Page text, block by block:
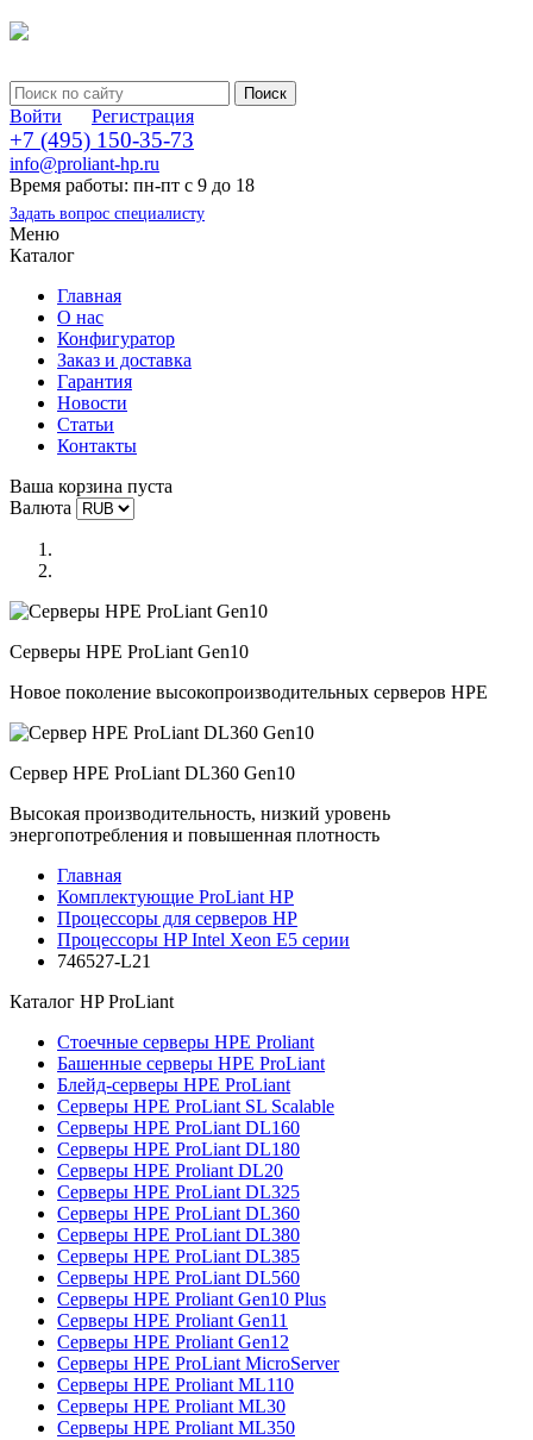
Войти Регистрация
+7 (495) 150-35-73
info@proliant-hp.ru
Время работы: пн-пт с 9 до 18
Задать вопрос специалисту
Меню
Каталог
Главная
О нас
Конфигуратор
Заказ и доставка
Гарантия
Новости
Статьи
Контакты
Ваша корзина пуста
Валюта
Серверы HPE ProLiant Gen10
Новое поколение высокопроизводительных серверов HPE
Сервер HPE ProLiant DL360 Gen10
Высокая производительность, низкий уровень
энергопотребления и повышенная плотность
Главная
Комплектующие ProLiant HP
Процессоры для серверов HP
Процессоры HP Intel Xeon E5 серии
746527-L21
Каталог HP ProLiant
Стоечные серверы HPE Proliant
Башенные серверы HPE ProLiant
Блейд-серверы HPE ProLiant
Серверы HPE ProLiant SL Scalable
Серверы HPE ProLiant DL160
Серверы HPE ProLiant DL180
Серверы HPE Proliant DL20
Серверы HPE ProLiant DL325
Серверы HPE ProLiant DL360
Серверы HPE ProLiant DL380
Серверы HPE ProLiant DL385
Серверы HPE ProLiant DL560
Серверы HPE Proliant Gen10 Plus
Серверы HPE Proliant Gen11
Серверы HPE Proliant Gen12
Серверы HPE ProLiant MicroServer
Серверы HPE Proliant ML110
Серверы HPE Proliant ML30
Серверы HPE Proliant ML350